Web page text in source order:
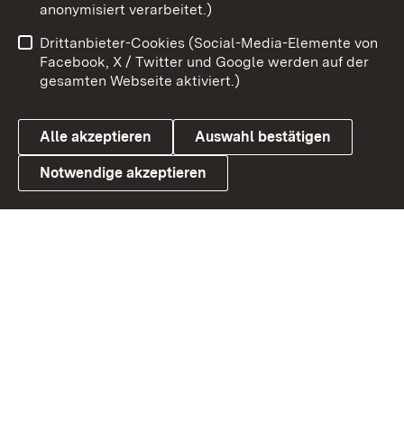
Link zum Landesportal
Benutzungshinweise
Barrierefreiheit
Datenschutz
Cookies
anonymisiert verarbeitet.)
Drittanbieter-Cookies (Social-Media-Elemente von
Facebook, X / Twitter und Google werden auf der
gesamten Webseite aktiviert.)
Alle akzeptieren Auswahl bestätigen
Notwendige akzeptieren